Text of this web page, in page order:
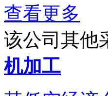
查看更多
该公司其他
机加工